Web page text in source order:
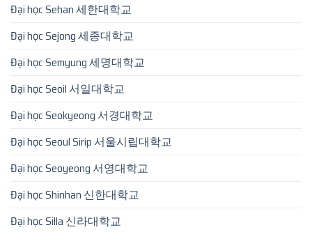
Đại học Sehan 세한대학교
Đại học Sejong 세종대학교
Đại học Semyung 세명대학교
Đại học Seoil 서일대학교
Đại học Seokyeong 서경대학교
Đại học Seoul Sirip 서울시립대학교
Đại học Seoyeong 서영대학교
Đại học Shinhan 신한대학교
Đại học Silla 신라대학교